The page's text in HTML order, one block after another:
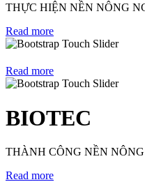
THỰC HIỆN NỀN NÔNG
Read more
Read more
BIOTEC
THÀNH CÔNG NỀN
Read more